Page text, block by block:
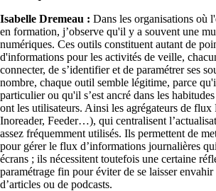
Isabelle Dremeau : Dans les organisations où
en formation, j’observe qu'il y a souvent une
numériques. Ces outils constituent autant de
d'informations pour les activités de veille,
connecter, de s’identifier et de paramétrer ses
nombre, chaque outil semble légitime, parce
particulier ou qu'il s’est ancré dans les
ont les utilisateurs. Ainsi les agrégateurs de flux
Inoreader, Feeder…), qui centralisent
assez fréquemment utilisés. Ils permettent de
pour gérer le flux d’informations journalières
écrans ; ils nécessitent toutefois une certaine
paramétrage fin pour éviter de se laisser
d’articles ou de podcasts.